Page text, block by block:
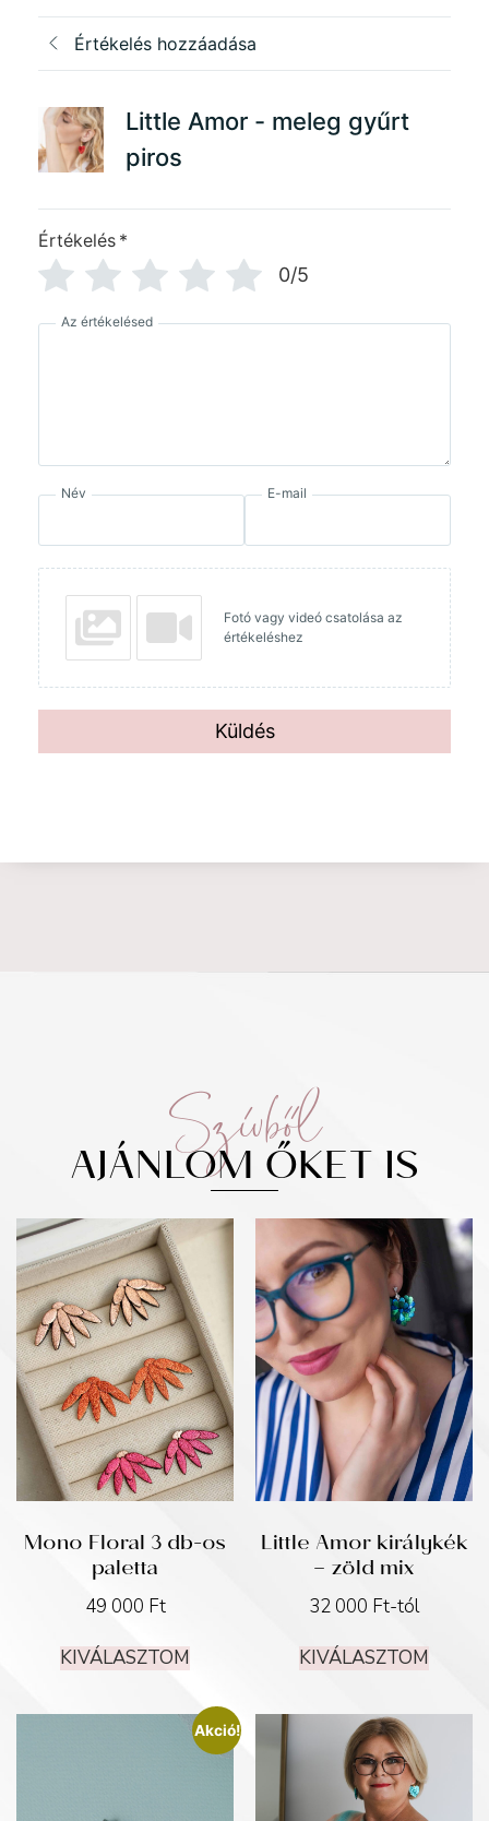
Értékelés hozzáadása
Little Amor - meleg gyűrt
piros
Értékelés *
0/5
Az értékelésed
Név E-mail
Fotó vagy videó csatolása az
értékeléshez
Küldés
Szívből
AJÁNLOM ŐKET IS
Mono Floral 3 db-os
paletta
49 000 Ft
KIVÁLASZTOM
Little Amor királykék
– zöld mix
32 000 Ft-tól
KIVÁLASZTOM
Akció!